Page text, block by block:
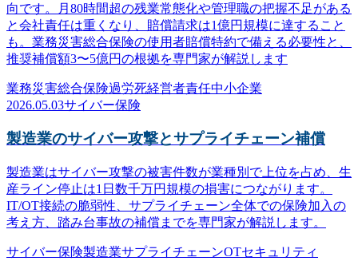
向です。月80時間超の残業常態化や管理職の把握不足がある
と会社責任は重くなり、賠償請求は1億円規模に達すること
も。業務災害総合保険の使用者賠償特約で備える必要性と、
推奨補償額3〜5億円の根拠を専門家が解説します
業務災害総合保険過労死経営者責任中小企業
2026.05.03サイバー保険
製造業のサイバー攻撃とサプライチェーン補償
製造業はサイバー攻撃の被害件数が業種別で上位を占め、生
産ライン停止は1日数千万円規模の損害につながります。
IT/OT接続の脆弱性、サプライチェーン全体での保険加入の
考え方、踏み台事故の補償までを専門家が解説します。
サイバー保険製造業サプライチェーンOTセキュリティ